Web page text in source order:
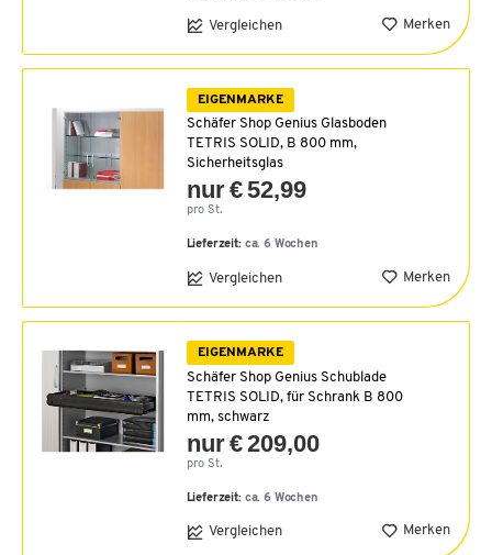
Vergleichen Merken
EIGENMARKE
Schäfer Shop Genius Glasboden
TETRIS SOLID, B 800 mm,
Sicherheitsglas
nur € 52,99
pro St.
Lieferzeit: ca. 6 Wochen
Vergleichen Merken
EIGENMARKE
Schäfer Shop Genius Schublade
TETRIS SOLID, für Schrank B 800
mm, schwarz
nur € 209,00
pro St.
Lieferzeit: ca. 6 Wochen
Vergleichen Merken